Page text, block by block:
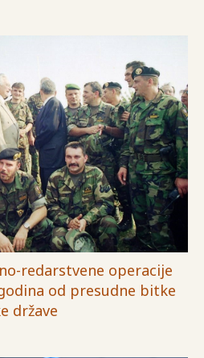
redarstvene operacije
od presudne bitke
države